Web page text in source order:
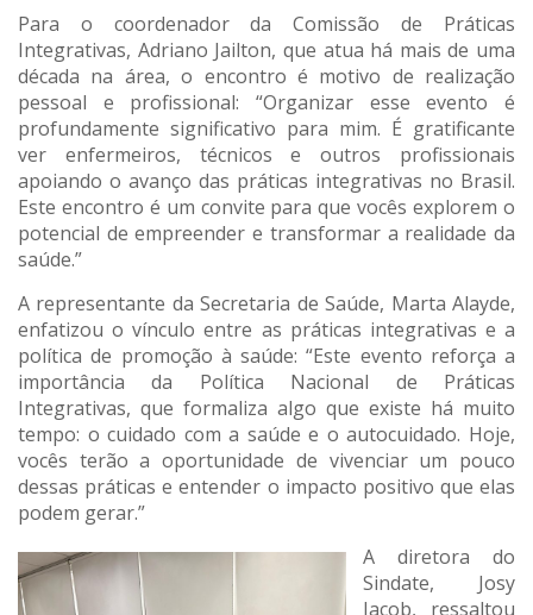
Para o coordenador da Comissão de Práticas
Integrativas, Adriano Jailton, que atua há mais de uma
década na área, o encontro é motivo de realização
pessoal e profissional: “Organizar esse evento é
profundamente significativo para mim. É gratificante
ver enfermeiros, técnicos e outros profissionais
apoiando o avanço das práticas integrativas no Brasil.
Este encontro é um convite para que vocês explorem o
potencial de empreender e transformar a realidade da
saúde.”
A representante da Secretaria de Saúde, Marta Alayde,
enfatizou o vínculo entre as práticas integrativas e a
política de promoção à saúde: “Este evento reforça a
importância da Política Nacional de Práticas
Integrativas, que formaliza algo que existe há muito
tempo: o cuidado com a saúde e o autocuidado. Hoje,
vocês terão a oportunidade de vivenciar um pouco
dessas práticas e entender o impacto positivo que elas
podem gerar.”
A diretora do
Sindate, Josy
Jacob, ressaltou